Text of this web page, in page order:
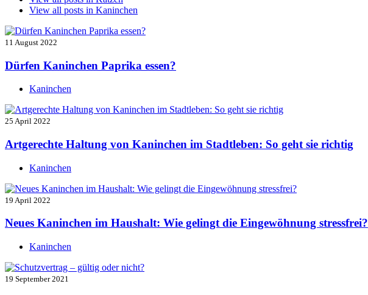
View all posts in Kaninchen
11 August 2022
Dürfen Kaninchen Paprika essen?
Kaninchen
25 April 2022
Artgerechte Haltung von Kaninchen im Stadtleben: So geht sie richtig
Kaninchen
19 April 2022
Neues Kaninchen im Haushalt: Wie gelingt die Eingewöhnung stressfrei?
Kaninchen
19 September 2021